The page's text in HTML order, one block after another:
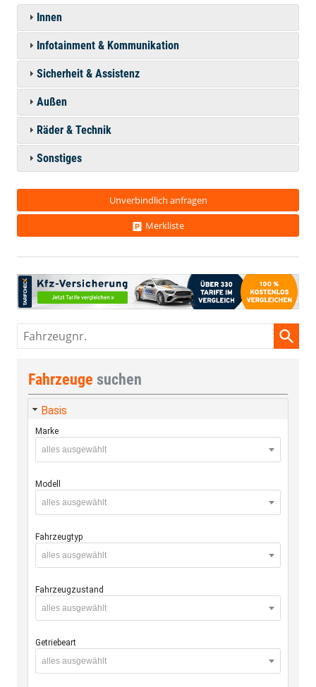
Innen
Infotainment & Kommunikation
Sicherheit & Assistenz
Außen
Räder & Technik
Sonstiges
Unverbindlich anfragen
Merkliste
Fahrzeugnr.
Fahrzeuge suchen
Basis
Marke
alles ausgewählt
Modell
alles ausgewählt
Fahrzeugtyp
alles ausgewählt
Fahrzeugzustand
alles ausgewählt
Getriebeart
alles ausgewählt